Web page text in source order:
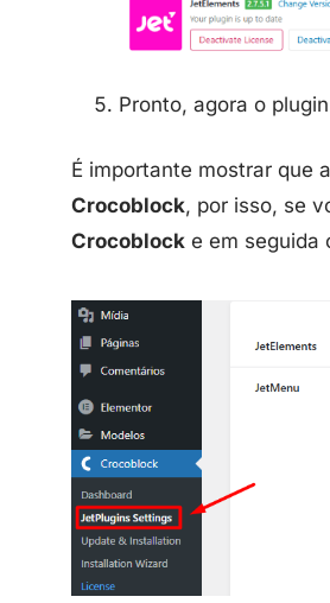
Pronto, agora o
É importante mostrar que
Crocoblock, por isso, se
Crocoblock e em seguida